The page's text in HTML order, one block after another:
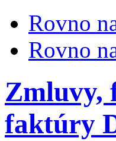
Rovno
Rovno
Zmluvy,
faktúry